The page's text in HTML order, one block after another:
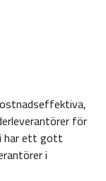
för
har ett gott
i